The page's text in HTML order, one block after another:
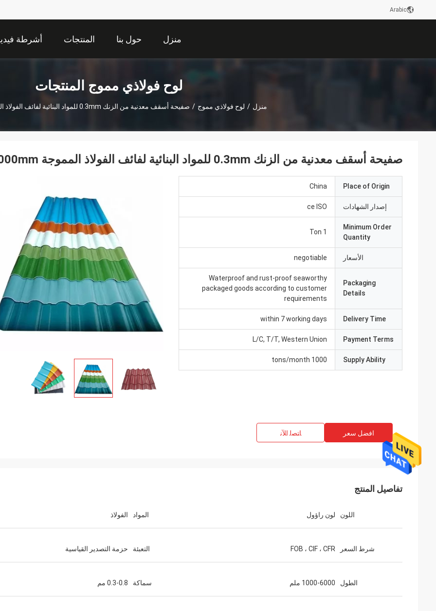
Arabic
منزل حول بنا المنتجات أشرطة
لوح فولاذي مموج المنتجات
منزل / لوح فولاذي مموج / صفيحة أسقف معدنية من الزنك 0.3mm للمواد البنائية لفائف الفولاذ المموجة 1000mm
صفيحة أسقف معدنية من الزنك 0.3mm للمواد البنائية لفائف الفولاذ المموجة 1000mm
Place of Origin
China
إصدار الشهادات ce ISO
Minimum Order
Quantity
1 Ton
الأسعار negotiable
Packaging
Details
Waterproof and rust-proof seaworthy
packaged goods according to customer
requirements
Delivery Time
within 7 working days
Payment Terms
L/C, T/T, Western Union
Supply Ability
1000 tons/month
افضل سعر ﺎﺘﺼﻟ ﺍﻶﻧ
تفاصيل المنتج
اللون لون راؤول المواد الفولاذ
شرط السعر FOB ، CIF ، CFR التعبئة حزمة التصدير القياسية
الطول 1000-6000 ملم سماكة 0.3-0.8 مم